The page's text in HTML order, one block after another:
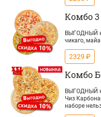
Комбо 3
ВЫГОДНЫЙ
чикаго,
2329 ₽
Комбо
ВЫГОДНЫЙ
Чиз
наборе